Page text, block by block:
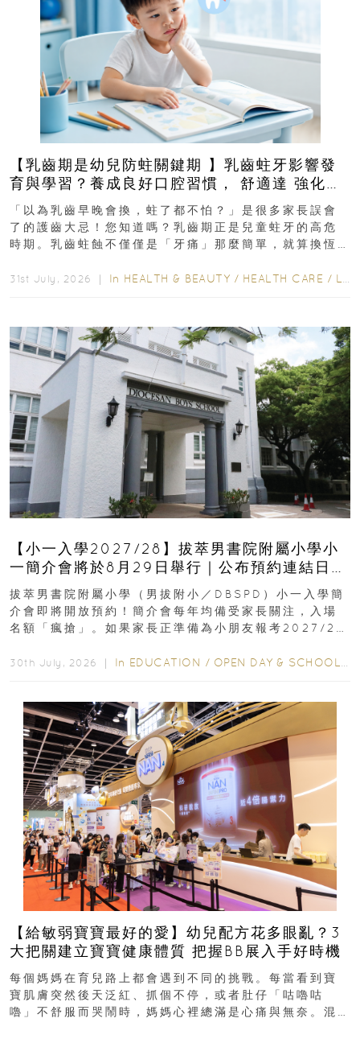
【乳齒期是幼兒防蛀關鍵期 】乳齒蛀牙影響發
育與學習？養成良好口腔習慣， 舒適達 強化琺
瑯質 兒童牙膏防護指南
「以為乳齒早晚會換，蛀了都不怕？」是很多家長誤會
了的護齒大忌！您知道嗎？乳齒期正是兒童蛀牙的高危
時期。乳齒蛀蝕不僅僅是「牙痛」那麼簡單，就算換恆
31st July, 2026 ｜ In HEALTH & BEAUTY / HEALTH CARE / LIFESTYLE
【小一入學2027/28】拔萃男書院附屬小學小
一簡介會將於8月29日舉行｜公布預約連結日期
｜更設有網上重溫
拔萃男書院附屬小學（男拔附小／DBSPD）小一入學簡
介會即將開放預約！簡介會每年均備受家長關注，入場
名額「瘋搶」。如果家長正準備為小朋友報考2027/28
30th July, 2026 ｜ In EDUCATION / OPEN DAY & SCHOOL EVENTS
【給敏弱寶寶最好的愛】幼兒配方花多眼亂？3
大把關建立寶寶健康體質 把握BB展入手好時機
每個媽媽在育兒路上都會遇到不同的挑戰。每當看到寶
寶肌膚突然後天泛紅、抓個不停，或者肚仔「咕嚕咕
嚕」不舒服而哭鬧時，媽媽心裡總滿是心痛與無奈。混